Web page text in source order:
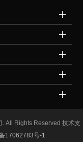
All Rights Reserved 技术支
17062783号-1